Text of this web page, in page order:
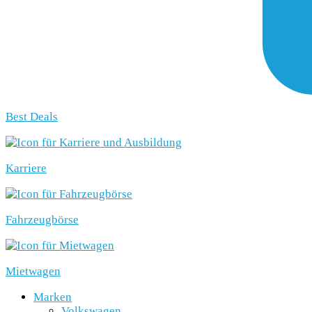
Best Deals
Karriere
Fahrzeugbörse
Mietwagen
Marken